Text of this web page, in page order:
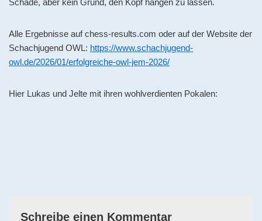
Schade, aber kein Grund, den Kopf hängen zu lassen.
Alle Ergebnisse auf chess-results.com oder auf der Website der
Schachjugend OWL: https://www.schachjugend-
owl.de/2026/01/erfolgreiche-owl-jem-2026/
Hier Lukas und Jelte mit ihren wohlverdienten Pokalen:
Schreibe einen Kommentar